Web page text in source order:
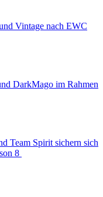
Vintage nach EWC
DarkMago im Rahmen
Team Spirit sichern sich
8